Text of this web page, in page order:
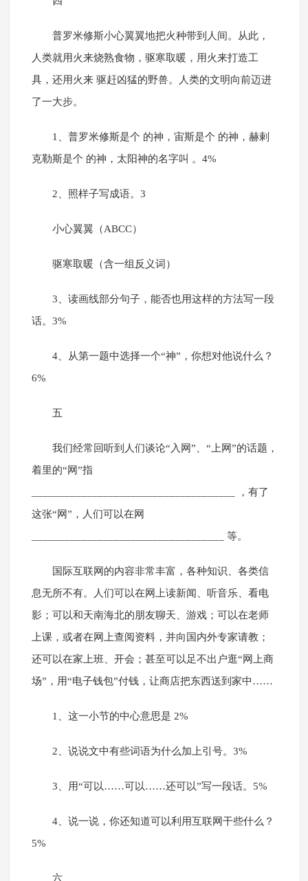
普罗米修斯小心翼翼地把火种带到人间。从此，
人类就用火来烧熟食物，驱寒取暖，用火来打造工
具，还用火来 驱赶凶猛的野兽。人类的文明向前迈进
了一大步。
1、普罗米修斯是个 的神，宙斯是个 的神，赫剌
克勒斯是个 的神，太阳神的名字叫 。4%
2、照样子写成语。3
小心翼翼（ABCC）
驱寒取暖（含一组反义词）
3、读画线部分句子，能否也用这样的方法写一段
话。3%
4、从第一题中选择一个“神”，你想对他说什么？
6%
五
我们经常回听到人们谈论“入网”、“上网”的话题，
着里的“网”指
_____________________________________ ，有了
这张“网”，人们可以在网
___________________________________ 等。
国际互联网的内容非常丰富，各种知识、各类信
息无所不有。人们可以在网上读新闻、听音乐、看电
影；可以和天南海北的朋友聊天、游戏；可以在老师
上课，或者在网上查阅资料，并向国内外专家请教；
还可以在家上班、开会；甚至可以足不出户逛“网上商
场”，用“电子钱包”付钱，让商店把东西送到家中……
1、这一小节的中心意思是 2%
2、说说文中有些词语为什么加上引号。3%
3、用“可以……可以……还可以”写一段话。5%
4、说一说，你还知道可以利用互联网干些什么？
5%
六